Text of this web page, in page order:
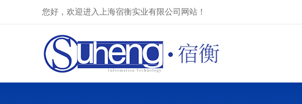
您好，欢迎进入上海宿衡实业有限公司网站！